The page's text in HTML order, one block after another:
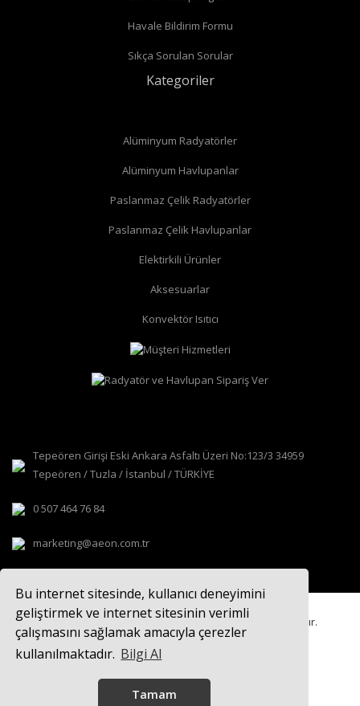
Bu internet sitesinde, kullanıcı deneyimini
geliştirmek ve internet sitesinin verimli
çalışmasını sağlamak amacıyla çerezler
kullanılmaktadır. Bilgi Al
Tamam
Havale Bildirim Formu
Sıkça Sorulan Sorular
Kategoriler
Alüminyum Radyatörler
Alüminyum Havlupanlar
Paslanmaz Çelik Radyatörler
Paslanmaz Çelik Havlupanlar
Elektirkili Ürünler
Aksesuarlar
Konvektör Isıtıcı
Tepeören Girişi Eski Ankara Asfaltı Üzeri No:123/3 34959
Tepeören / Tuzla / İstanbul / TÜRKİYE
0 507 464 76 84
marketing@aeon.com.tr
© 2021AEON TASARIM RADYATÖRTüm hakları saklıdır.